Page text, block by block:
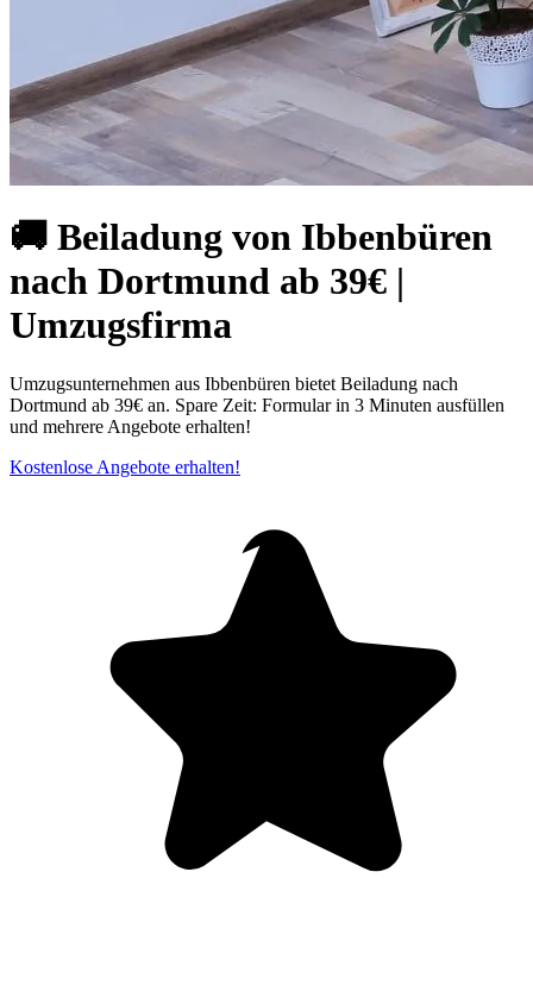
🚚 Beiladung von Ibbenbüren
nach Dortmund ab 39€ |
Umzugsfirma
Umzugsunternehmen aus Ibbenbüren bietet Beiladung nach
Dortmund ab 39€ an. Spare Zeit: Formular in 3 Minuten ausfüllen
und mehrere Angebote erhalten!
Kostenlose Angebote erhalten!